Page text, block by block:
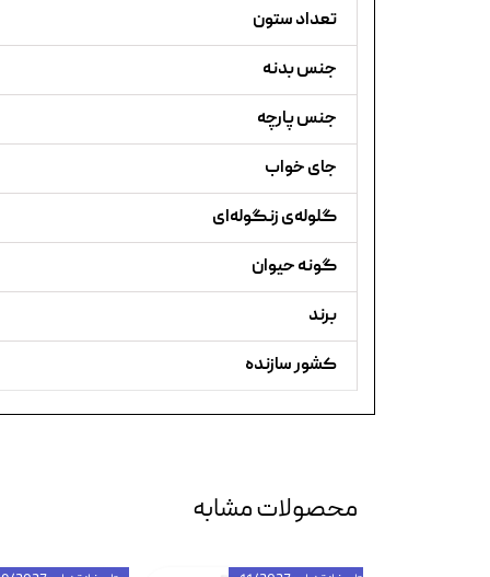
تعداد ستون
جنس بدنه
جنس پارچه
جای خواب
گلوله‌ی زنگوله‌ای
گونه حیوان
برند
کشور سازنده
محصولات مشابه